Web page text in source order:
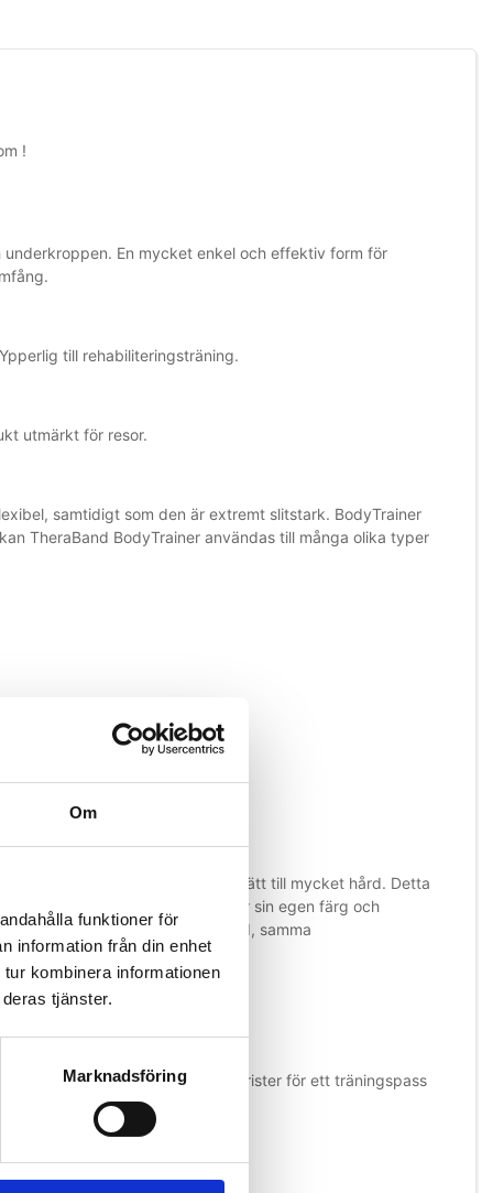
Om
funktioner för
information från din enhet
kombinera informationen
tjänster.
Marknadsföring
!
En mycket enkel och effektiv form för
till rehabiliteringsträning.
utmärkt för resor.
samtidigt som den är extremt slitstark. BodyTrainer
TheraBand BodyTrainer användas till många olika typer
ett visst motstånd, från mycket lätt till mycket hård. Detta
progression. Varje motstånd har sin egen färg och
så att den har samma motstånd, samma
träningsslangarna.
är lätta att glida över fötter och vrister för ett träningspass